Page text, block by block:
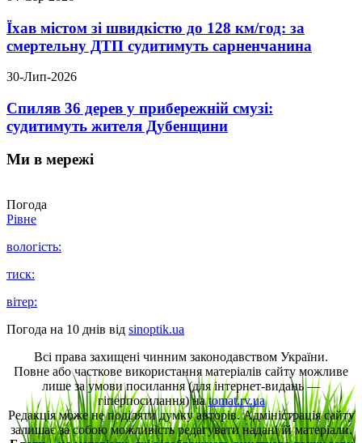
Їхав містом зі швидкістю до 128 км/год: за
смертельну ДТП судитимуть сарненчанина
30-Лип-2026
Спиляв 36 дерев у прибережній смузі:
судитимуть жителя Дубенщини
Ми в мережі
Погода
Рівне
вологість:
тиск:
вітер:
Погода на 10 днів від sinoptik.ua
Всі права захищені чинним законодавством України.
Повне або часткове використання матеріалів сайту можливе
лише за умови посилання (для інтернет-видань —
гіперпосилання) наtomat.rv.ua
Редакція може не поділяти думку авторів. Адміністрація сайту
залишає за собою можливість редагувати надані їй матеріали.